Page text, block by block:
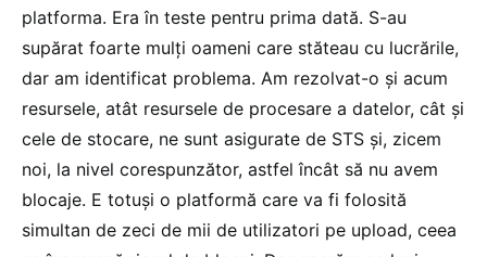
platforma. Era în teste pentru prima dată. S-au
supărat foarte mulți oameni care stăteau cu lucrările,
dar am identificat problema. Am rezolvat-o și acum
resursele, atât resursele de procesare a datelor, cât și
cele de stocare, ne sunt asigurate de STS și, zicem
noi, la nivel corespunzător, astfel încât să nu avem
blocaje. E totuși o platformă care va fi folosită
simultan de zeci de mii de utilizatori pe upload, ceea